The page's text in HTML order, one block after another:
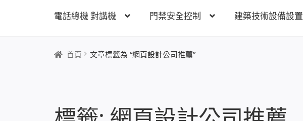
電話總機 對講機 門禁安全控制 建築技術設備設置
首頁關於忠碁電腦維修銷售 網路規劃架設
首頁 文章標籤為 “網頁設計公司推薦”